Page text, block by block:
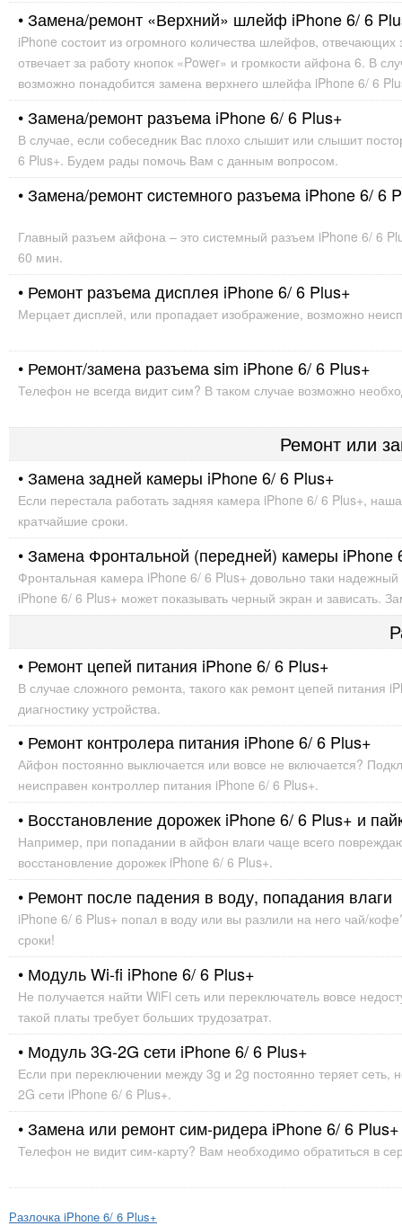
• Замена/ремонт «Верхний» шлейф iPhone 6/ 6
iPhone состоит из огромного количества шлейфов,
отвечает за работу кнопок «Power» и громкости айфона 6. В
возможно понадобится замена верхнего шлейфа iPhone 6/ 6
• Замена/ремонт разъема iPhone 6/ 6 Plus+
В случае, если собеседник Вас плохо слышит или слышит
6 Plus+. Будем рады помочь Вам с данным вопросом.
• Замена/ремонт cистемного разъема iPhone 6/ 6
Главный разъем айфона – это системный разъем iPhone 6/ 6
60 мин.
• Ремонт разъема дисплея iPhone 6/ 6 Plus+
Мерцает дисплей, или пропадает изображение, возможно
• Ремонт/замена разъема sim iPhone 6/ 6 Plus+
Телефон не всегда видит сим? В таком случае возможно
Ремонт или
• Замена задней камеры iPhone 6/ 6 Plus+
Если перестала работать задняя камера iPhone 6/ 6 Plus+,
кратчайшие сроки.
• Замена Фронтальной (передней) камеры iPhone
Фронтальная камера iPhone 6/ 6 Plus+ довольно таки
iPhone 6/ 6 Plus+ может показывать черный экран и зависать.
• Ремонт цепей питания iPhone 6/ 6 Plus+
В случае сложного ремонта, такого как ремонт цепей питания
диагностику устройства.
• Ремонт контролера питания iPhone 6/ 6 Plus+
Айфон постоянно выключается или вовсе не включается?
неисправен контроллер питания iPhone 6/ 6 Plus+.
• Восстановление дорожек iPhone 6/ 6 Plus+ и
Например, при попадании в айфон влаги чаще всего
восстановление дорожек iPhone 6/ 6 Plus+.
• Ремонт после падения в воду, попадания влаги
iPhone 6/ 6 Plus+ попал в воду или вы разлили на него чай/
сроки!
• Модуль Wi-fi iPhone 6/ 6 Plus+
Не получается найти WiFi сеть или переключатель вовсе
такой платы требует больших трудозатрат.
• Модуль 3G-2G сети iPhone 6/ 6 Plus+
Если при переключении между 3g и 2g постоянно теряет
2G сети iPhone 6/ 6 Plus+.
• Замена или ремонт сим-ридера iPhone 6/ 6 Plus+
Телефон не видит сим-карту? Вам необходимо обратиться в
Разлочка iPhone 6/ 6 Plus+